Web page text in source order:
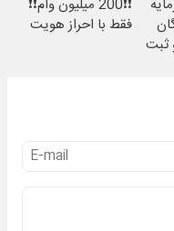
ثبت
❗❗200 میلیون وام❗❗
فقط با احراز هویت